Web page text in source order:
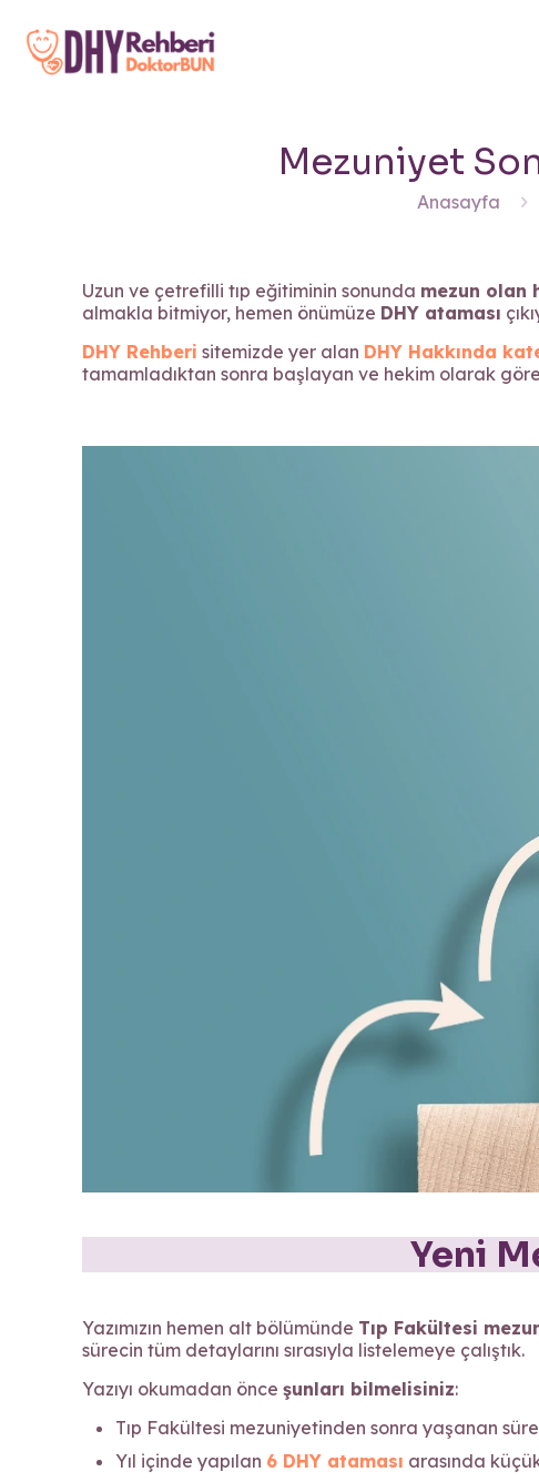
Mezuniyet
Anasayfa
Uzun ve çetrefilli tıp eğitiminin sonunda mezun olan
almakla bitmiyor, hemen önümüze DHY ataması
DHY Rehberi sitemizde yer alan DHY Hakkında
tamamladıktan sonra başlayan ve hekim olarak
Yeni
Yazımızın hemen alt bölümünde Tıp Fakültesi
sürecin tüm detaylarını sırasıyla listelemeye çalıştık.
Yazıyı okumadan önce şunları bilmelisiniz:
Tıp Fakültesi mezuniyetinden sonra yaşanan
Yıl içinde yapılan 6 DHY ataması arasında